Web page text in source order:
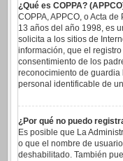
¿Qué es COPPA?
COPPA, APPCO, o Acta
13 años del año 1998, es
solicita a los sitios de
información, que el
consentimiento de los
reconocimiento de
personal identificable de
¿Por qué no puedo
Es posible que La
o que el nombre de
deshabilitado. También